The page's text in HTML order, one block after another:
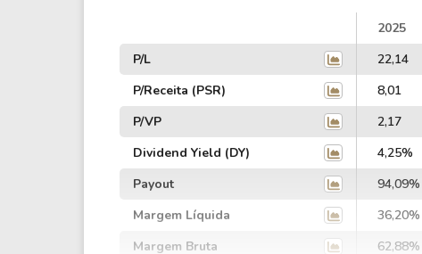
2025
P/L
22,14
P/Receita (PSR)
8,01
P/VP
2,17
Dividend Yield (DY)
4,25%
Payout
94,09%
Margem Líquida
36,20%
Margem Bruta
62,88%